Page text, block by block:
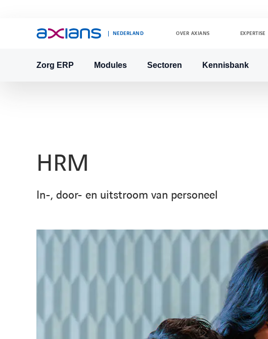
NEDERLAND OVER AXIANS EXPERTISE
Zorg ERP Modules Sectoren Kennisbank
HRM
In-, door- en uitstroom van personeel